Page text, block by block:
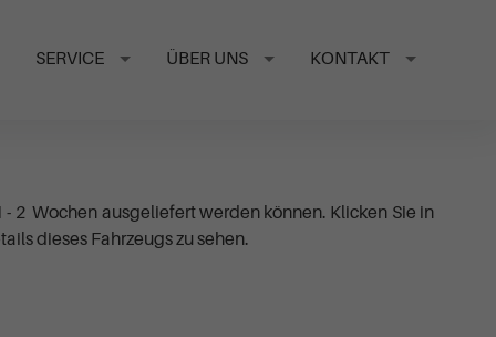
SERVICE ÜBER UNS KONTAKT
2 Wochen ausgeliefert werden können. Klicken Sie in
dieses Fahrzeugs zu sehen.